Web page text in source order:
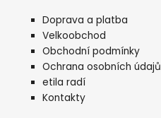
Doprava a platba
Velkoobchod
Obchodní podmínky
Ochrana osobních údajů
etila radí
Kontakty